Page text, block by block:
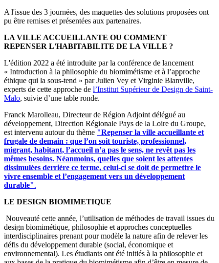
A l'issue des 3 journées, des maquettes des solutions proposées ont
pu être remises et présentées aux partenaires.
LA VILLE ACCUEILLANTE OU COMMENT
REPENSER L'HABITABILITE DE LA VILLE ?
L'édition 2022 a été introduite par la conférence de lancement
« Introduction à la philosophie du biomimétisme et à l’approche
éthique qui la sous-tend » par Julien Vey et Virginie Blanville,
experts de cette approche de l’Institut Supérieur de Design de Saint-
Malo, suivie d’une table ronde.
Franck Marolleau, Directeur de Région Adjoint délégué au
développement, Direction Régionale Pays de la Loire du Groupe,
est intervenu autour du thème "Repenser la ville accueillante et
frugale de demain : que l’on soit touriste, professionnel,
migrant, habitant, l’accueil n’a pas le sens, ne revêt pas les
mêmes besoins. Néanmoins, quelles que soient les attentes
dissimulées derrière ce terme, celui-ci se doit de permettre le
vivre ensemble et l’engagement vers un développement
durable".
LE DESIGN BIOMIMETIQUE
Nouveauté cette année, l’utilisation de méthodes de travail issues du
design biomimétique, philosophie et approches conceptuelles
interdisciplinaires prenant pour modèle la nature afin de relever les
défis du développement durable (social, économique et
environnemental)​. Les étudiants ont été initiés à la philosophie et